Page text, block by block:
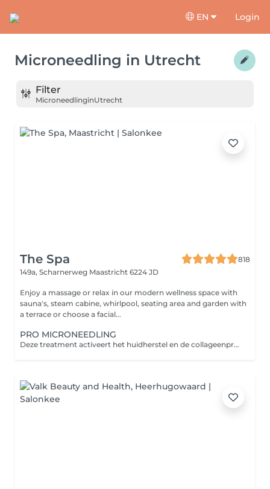
EN Login
Microneedling in Utrecht
Filter
MicroneedlinginUtrecht
The Spa
818
149a, Scharnerweg Maastricht 6224 JD
Enjoy a massage or relax in our modern wellness space with
sauna's, steam cabine, whirlpool, seating area and garden with
a terrace or choose a facial...
PRO MICRONEEDLING
Deze treatment activeert het huidherstel en de collageenproductie. Met geavanceerde technieken werkt deze treatment krachtig op donkere vlekjes, rimpels en vergrote poriën.